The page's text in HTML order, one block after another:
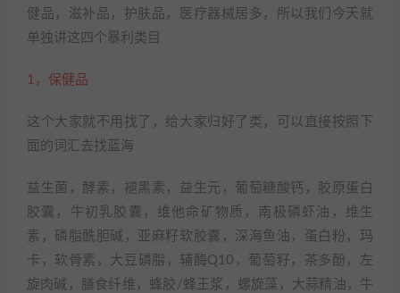
健品，滋补品，护肤品，医疗器械居多，所以我们今天就
单独讲这四个暴利类目
1，保健品
这个大家就不用找了，给大家归好了类，可以直接按照下
面的词汇去找蓝海
益生菌，酵素，褪黑素，益生元，葡萄糖酸钙，胶原蛋白
胶囊，牛初乳胶囊，维他命矿物质，南极磷虾油，维生
素，磷脂酰胆碱，亚麻籽软胶囊，深海鱼油，蛋白粉，玛
卡，软骨素，大豆磷脂，辅酶Q10，葡萄籽，茶多酚，左
旋肉碱，膳食纤维，蜂胶/蜂王浆，螺旋藻，大蒜精油，牛